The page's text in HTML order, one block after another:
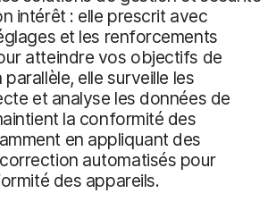
intérêt : elle prescrit avec
et les renforcements
atteindre vos objectifs de
elle surveille les
et analyse les données de
la conformité des
en appliquant des
automatisés pour
des appareils.